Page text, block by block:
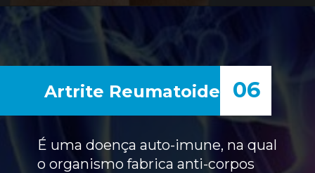
Artrite Reumatoide
É uma doença auto-imune, na qual
o organismo fabrica anti-corpos
06